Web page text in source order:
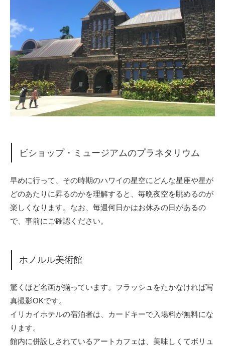
ビショップ・ミュージアムのプラネタリウム
早めに行って、その時期のハワイの星空にどんな星座や星が
どのあたりに昇るのかを理解すると、毎晩夜空を眺めるのが
楽しくなります。なお、毎週何日かはお休みの日があるの
で、事前にご確認ください。
ホノルル美術館
驚くほど名画が揃っています。フラッシュをたかなければ写
真撮影OKです。
イリカイホテルの宿泊者は、カードキーで入場料が無料にな
ります。
館内に併設しされているアートカフェは、美味しくてボリュ